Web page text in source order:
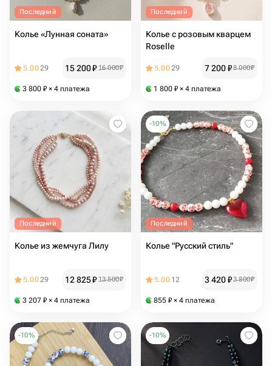
Последний
Колье «Лунная соната»
5.0029 15 200₽ 16 000₽
3 800 ₽ × 4 платежа
Последний
Колье с розовым кварцем
Roselle
5.0029 7 200₽8 000₽
1 800 ₽ × 4 платежа
Последний
Колье из жемчуга Лилу
5.0029 12 825₽ 13 500₽
3 207 ₽ × 4 платежа
-10%
Последний
Колье "Русский стиль"
5.00 12 3 420₽3 800₽
855 ₽ × 4 платежа
-10% -10%